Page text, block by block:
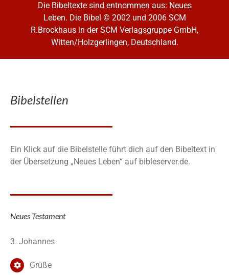
Die Bibeltexte sind entnommen aus: Neues
Leben. Die Bibel © 2002 und 2006 SCM
R.Brockhaus in der SCM Verlagsgruppe GmbH,
Witten/Holzgerlingen, Deutschland.
Bibelstellen
Ein Klick auf die Bibelstelle führt dich auf den Bibeltext in
der Übersetzung „Neues Leben“ auf bibleserver.de.
Neues Testament
3. Johannes
Grüße